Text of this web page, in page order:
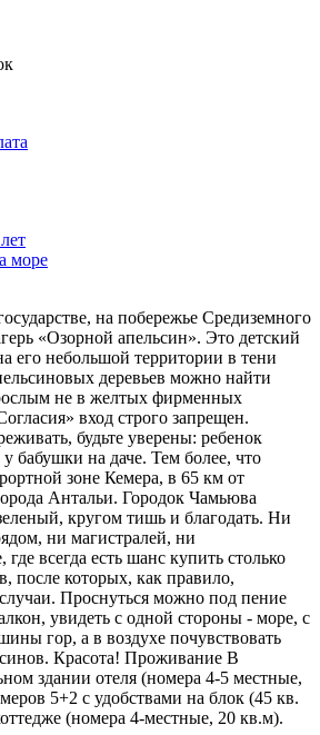
море
на побережье Средиземного
«Озорной апельсин». Это детский
его небольшой территории в тени
деревьев можно найти
не в желтых фирменных
вход строго запрещен.
будьте уверены: ребенок
бабушки на даче. Тем более, что
зоне Кемера, в 65 км от
Антальи. Городок Чамьюва
кругом тишь и благодать. Ни
ни магистралей, ни
всегда есть шанс купить столько
после которых, как правило,
Проснуться можно под пение
увидеть с одной стороны - море, с
гор, а в воздухе почувствовать
Красота! Проживание В
здании отеля (номера 4-5 местные,
5+2 с удобствами на блок (45 кв.
(номера 4-местные, 20 кв.м).